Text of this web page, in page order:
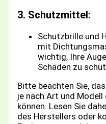
3. Schutzmittel:
Schutzbrille und
mit
wichtig, Ihre
Schäden zu
Bitte beachten Sie,
je nach Art und
können. Lesen Sie
des Herstellers oder